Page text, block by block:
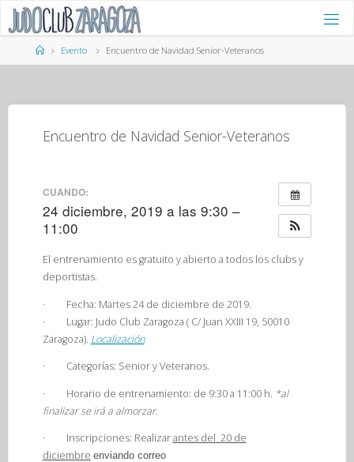
Saltar
contenidoPágina
de
Evento Encuentro de Navidad Senior-Veteranos
Encuentro de Navidad Senior-Veteranos
CUANDO:
24 diciembre, 2019 a las 9:30 –
11:00
El entrenamiento es gratuito y abierto a todos los clubs y
deportistas.
· Fecha: Martes 24 de diciembre de 2019.
· Lugar: Judo Club Zaragoza ( C/ Juan XXIII 19, 50010
Zaragoza). Localización
· Categorías: Senior y Veteranos.
· Horario de entrenamiento: de 9:30 a 11:00 h. *al
finalizar se irá a almorzar.
· Inscripciones: Realizarantes del 20 de
diciembre enviando correo